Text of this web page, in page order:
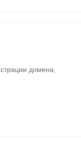
домена,